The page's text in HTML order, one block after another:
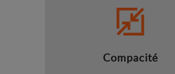
Compacité